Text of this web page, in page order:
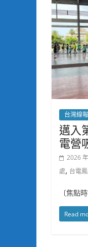
台灣線報
邁入
電營
2026
處, 台電
〔焦點
Read